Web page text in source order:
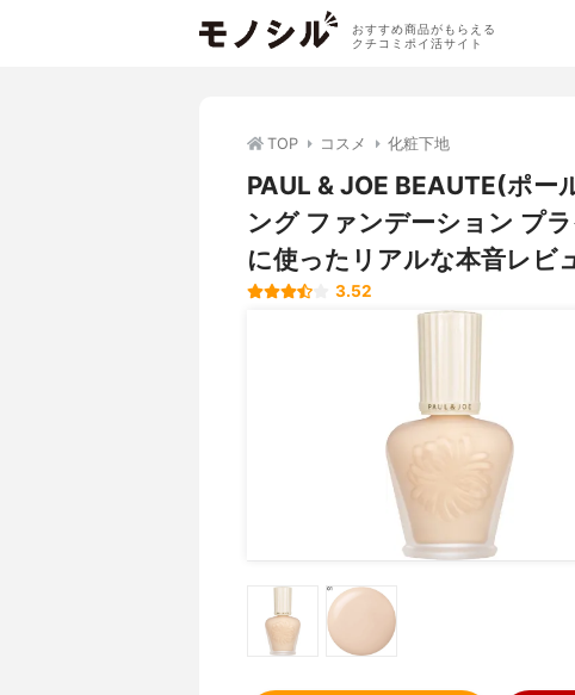
おすすめ商品がもらえる
クチコミポイ活サイト
TOP コスメ 化粧下地
PAUL & JOE BEAUTE(ポ
ング ファンデーション プ
に使ったリアルな本音レビ
3.52